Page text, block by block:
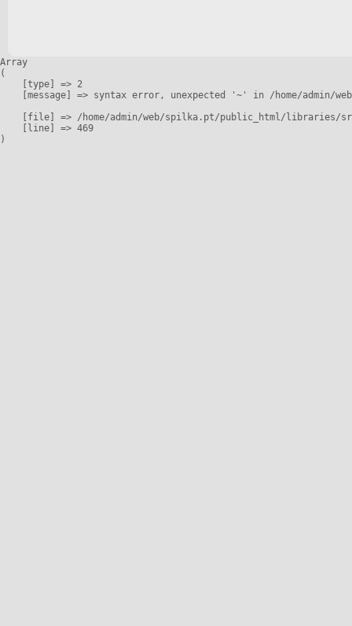
Array
(
    [type] => 2
[message] => syntax error, unexpected '~' in /home/admin/
[file] => /home/admin/web/spilka.pt/public_html/libraries/
    [line] => 469